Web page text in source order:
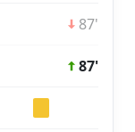
87'
87'